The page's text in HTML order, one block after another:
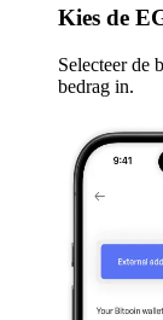
Kies de
Selecteer de
bedrag in.